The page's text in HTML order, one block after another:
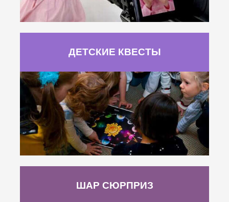
ДЕТСКИЕ КВЕСТЫ
ШАР СЮРПРИЗ